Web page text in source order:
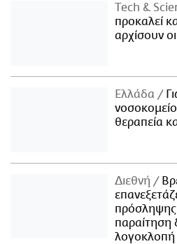
Τech &
προκαλεί
αρχίσουν
Ελλάδα
θεραπεία
Διεθνή
παραίτηση
λογοκλοπή